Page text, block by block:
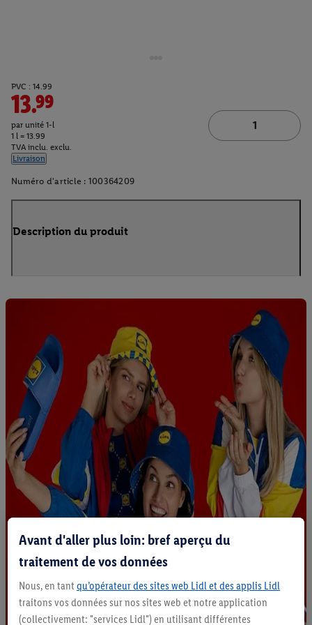
PVC : 14.99
13.99
par unité 1-l
1 l = 13.99
TVA inclu. exclu.
Livraison
Numéro d'article : 100364209
Description du produit
Avant d'aller plus loin: bref aperçu du
traitement de vos données
Nous, en tant qu’opérateur des sites web Lidl et des applis Lidl
traitons vos données sur nos sites web et notre application
(collectivement: "services Lidl") en utilisant différentes